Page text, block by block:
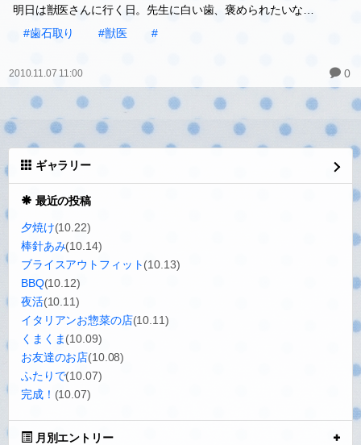
明日は獣医さんに行く日。先生に白い歯、褒められたいな…
#歯石取り
#獣医 #
2010.11.07 11:00 0
ギャラリー
最近の投稿
夕焼け(10.22)
棒針あみ(10.14)
ブライスアウトフィット(10.13)
BBQ(10.12)
夜活(10.11)
イタリアンお惣菜の店(10.11)
くまくま(10.09)
お友達のお店(10.08)
ふたりで(10.07)
完成！ (10.07)
月別エントリー